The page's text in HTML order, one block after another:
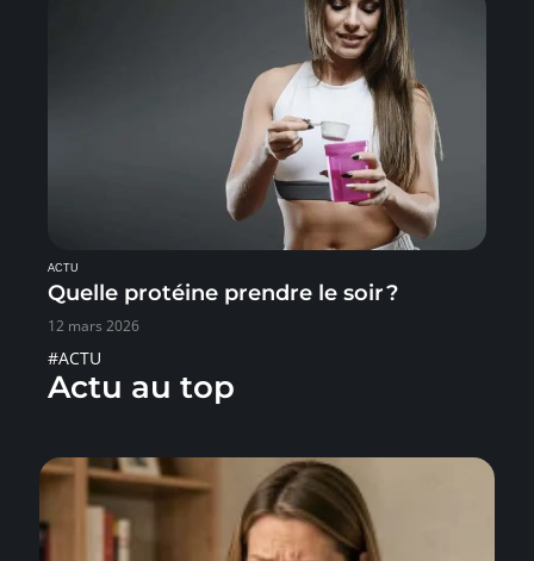
ACTU
Quelle protéine prendre le soir ?
12 mars 2026
#ACTU
Actu au top